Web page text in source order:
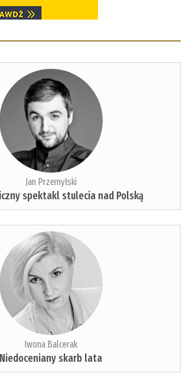
Jan Przemyłski
spektakl stulecia nad Polską
Iwona Balcerak
Niedoceniany skarb lata